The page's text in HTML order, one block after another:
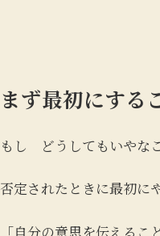
まず最初にす
もし どうしてもいやな
否定されたときに最初に
「自分の意思を伝えるこ